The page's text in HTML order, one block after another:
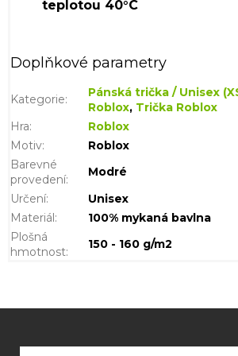
Doplňkové parametry
Kategorie: Pánská trička / Unisex
Roblox, Trička Roblox
Hra:
Roblox
Motiv:
Roblox
Barevné
provedení:
Modré
Určení:
Unisex
Materiál :
100% mykaná bavlna
Plošná
hmotnost:
150 - 160 g/m2